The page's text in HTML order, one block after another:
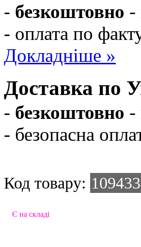
- безкоштовно -
- оплата по
Докладніше »
Доставка по
- безкоштовно -
- безопасна
Код товару: 109433
Є на складі